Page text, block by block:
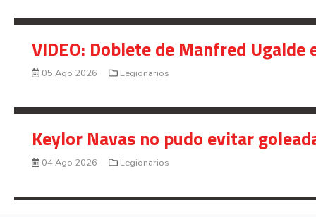
VIDEO: Doblete de Manfred
05 Ago 2026 Legionarios
Keylor Navas no pudo evitar
04 Ago 2026 Legionarios